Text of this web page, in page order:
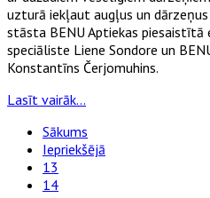
uzturā iekļaut augļus un
stāsta BENU Aptiekas
speciāliste Liene Sondore un
Konstantīns Čerjomuhins.
Lasīt vairāk...
Sākums
Iepriekšējā
13
14